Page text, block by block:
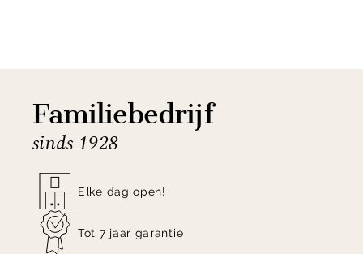
Familiebedrijf
sinds 1928
Elke dag open!
Tot 7 jaar garantie